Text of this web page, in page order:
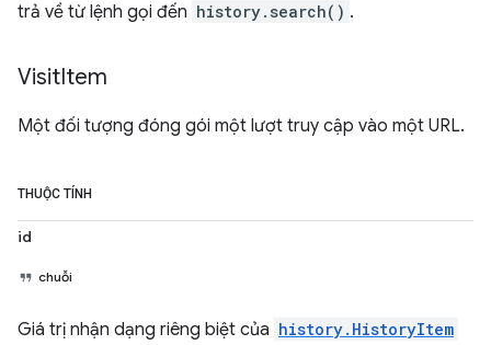
trả về từ lệnh gọi đến history.search() .
VisitItem
Một đối tượng đóng gói một lượt truy cập vào một URL.
THUỘC TÍNH
id
chuỗi
Giá trị nhận dạng riêng biệt của history.HistoryItem